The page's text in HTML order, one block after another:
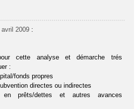
avril 2009 :
cette analyse et démarche trés
:
fonds propres
directes ou indirectes
prêts/dettes et autres avances